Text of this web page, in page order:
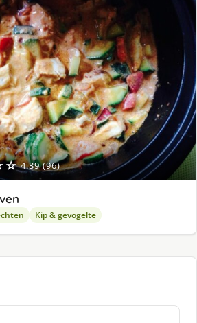
4.39 (96)
Kip & gevogelte